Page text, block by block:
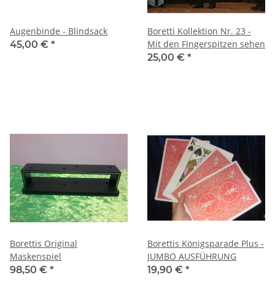
Augenbinde - Blindsack
45,00 € *
Boretti Kollektion Nr. 23 -
Mit den Fingerspitzen sehen
25,00 € *
Borettis Original
Maskenspiel
98,50 € *
Borettis Königsparade Plus -
JUMBO AUSFÜHRUNG
19,90 € *